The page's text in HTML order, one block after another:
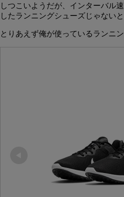
しつこいようだが、インターバル
したランニングシューズじゃないと
とりあえず俺が使っているランニ